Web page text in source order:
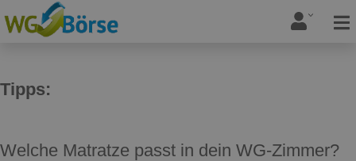
Tipps:
Welche Matratze passt in dein WG-Zimmer?